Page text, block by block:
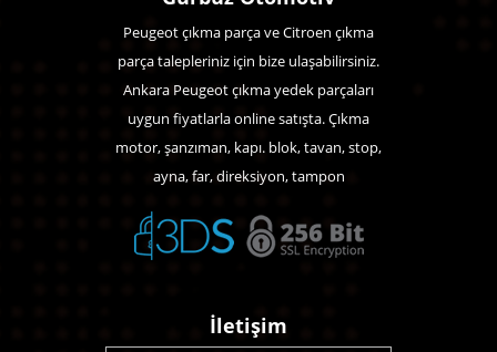
Peugeot çıkma parça ve Citroen çıkma
parça talepleriniz için bize ulaşabilirsiniz.
Ankara Peugeot çıkma yedek parçaları
uygun fiyatlarla online satışta. Çıkma
motor, şanzıman, kapı. blok, tavan, stop,
ayna, far, direksiyon, tampon
İletişim